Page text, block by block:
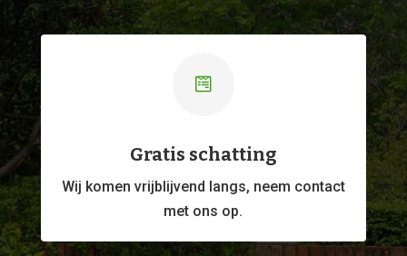

Gratis schatting
Wij komen vrijblijvend langs, neem contact
met ons op.